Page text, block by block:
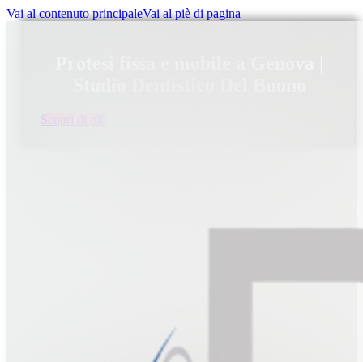
Vai al contenuto principaleVai al piè di pagina
Scopri di più